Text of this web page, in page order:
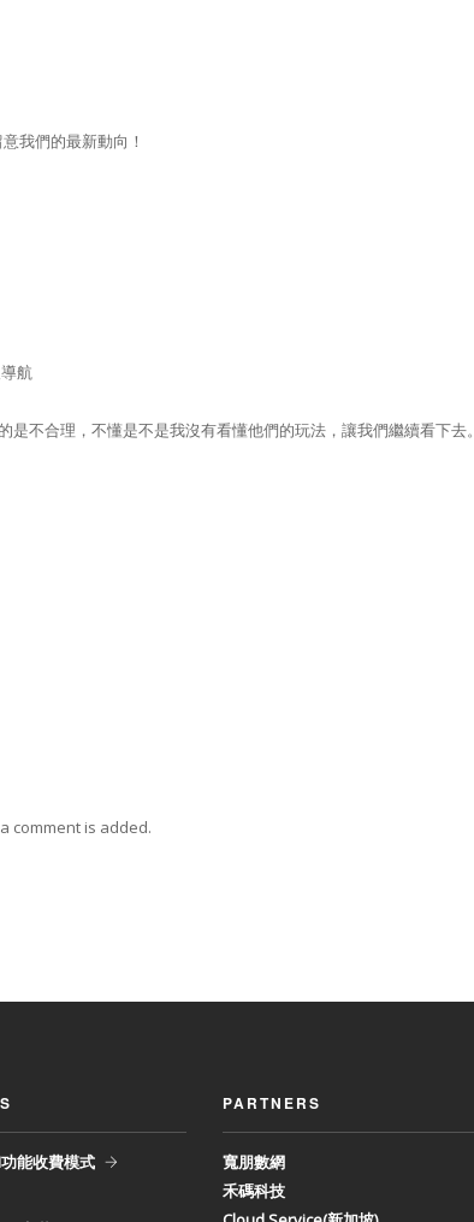
我們的最新動向！
航
不合理，不懂是不是我沒有看懂他們的玩法，讓我們繼續看下去。
comment is added.
能收費模式
PARTNERS
寬朋數網
禾碼科技